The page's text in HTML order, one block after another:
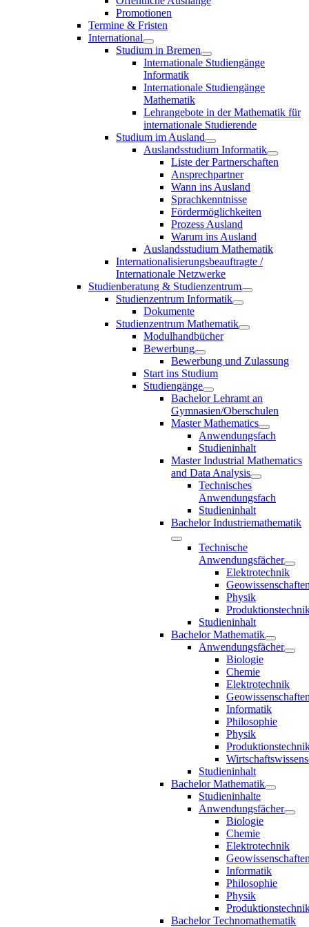
Promotionen
Termine & Fristen
International
Studium in Bremen
Internationale Studiengänge
Informatik
Internationale Studiengänge
Mathematik
Lehrangebote in der Mathematik für
internationale Studierende
Studium im Ausland
Auslandsstudium Informatik
Liste der Partnerschaften
Ansprechpartner
Wann ins Ausland
Sprachkenntnisse
Fördermöglichkeiten
Prozess Ausland
Warum ins Ausland
Auslandsstudium Mathematik
Internationalisierungsbeauftragte /
Internationale Netzwerke
Studienberatung & Studienzentrum
Studienzentrum Informatik
Dokumente
Studienzentrum Mathematik
Modulhandbücher
Bewerbung
Bewerbung und Zulassung
Start ins Studium
Studiengänge
Bachelor Lehramt an
Gymnasien/Oberschulen
Master Mathematics
Anwendungsfach
Studieninhalt
Master Industrial Mathematics
and Data Analysis
Technisches
Anwendungsfach
Studieninhalt
Bachelor Industriemathematik
Technische
Anwendungsfächer
Elektrotechnik
Physik
Studieninhalt
Bachelor Mathematik
Anwendungsfächer
Biologie
Chemie
Elektrotechnik
Informatik
Philosophie
Physik
Studieninhalt
Bachelor Mathematik
Studieninhalte
Anwendungsfächer
Biologie
Chemie
Elektrotechnik
Informatik
Philosophie
Physik
Bachelor Technomathematik